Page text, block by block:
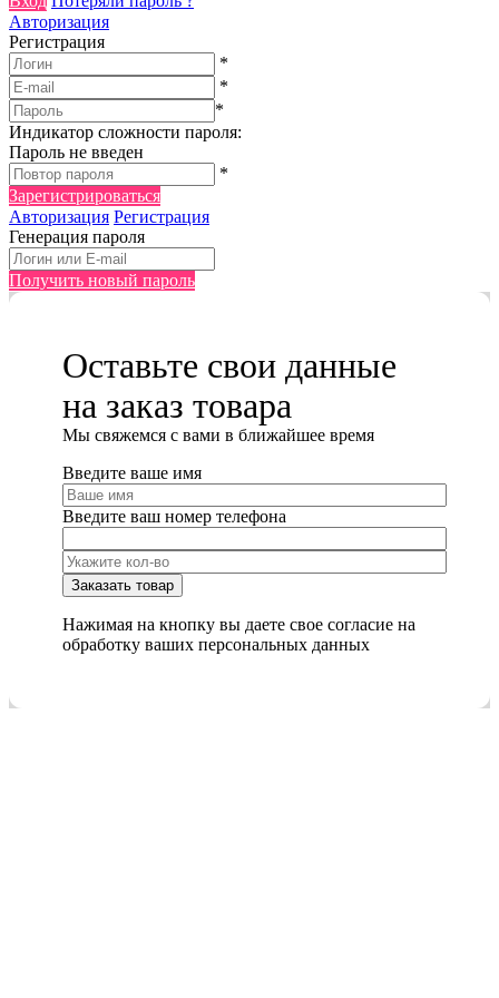
Авторизация
Регистрация
*
*
*
Индикатор сложности пароля:
Пароль не введен
*
Зарегистрироваться
Авторизация Регистрация
Генерация пароля
Получить новый пароль
Оставьте свои данные
на заказ товара
Мы cвяжемся с вами в ближайшее время
Введите ваше имя
Введите ваш номер телефона
Нажимая на кнопку вы даете свое согласие на
обработку ваших персональных данных